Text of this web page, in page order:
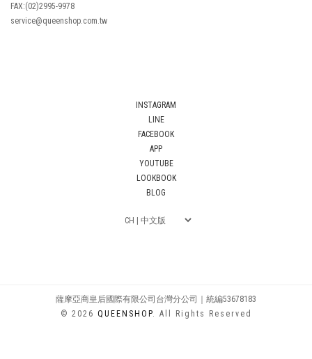
FAX:(02)2995-9978
service@queenshop.com.tw
INSTAGRAM
LINE
FACEBOOK
APP
YOUTUBE
LOOKBOOK
BLOG
薩摩亞商皇后國際有限公司台灣分公司｜統編53678183
© 2026 QUEENSHOP. All Rights Reserved